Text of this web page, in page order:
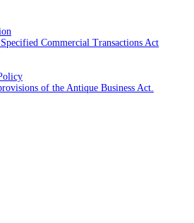
Commercial Transactions Act
of the Antique Business Act.